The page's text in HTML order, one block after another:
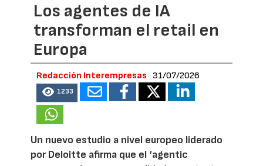
Los agentes de IA
transforman el retail en
Europa
Redacción Interempresas 31/07/2026
1233
Un nuevo estudio a nivel europeo liderado
por Deloitte afirma que el ‘agentic